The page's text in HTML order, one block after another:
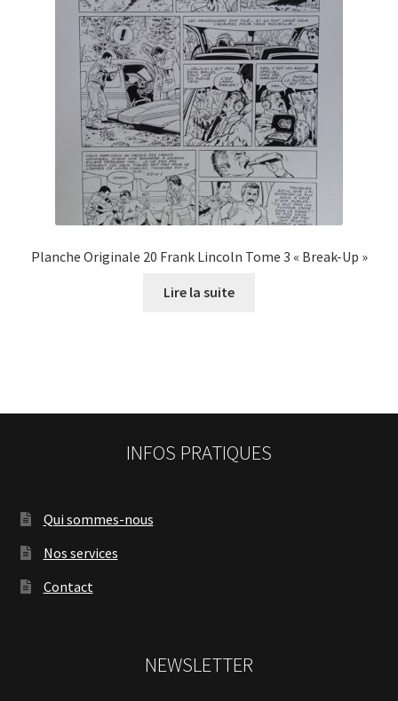
Planche Originale 20 Frank Lincoln Tome 3 « Break-Up »
Lire la suite
INFOS PRATIQUES
Qui sommes-nous
Nos services
Contact
NEWSLETTER